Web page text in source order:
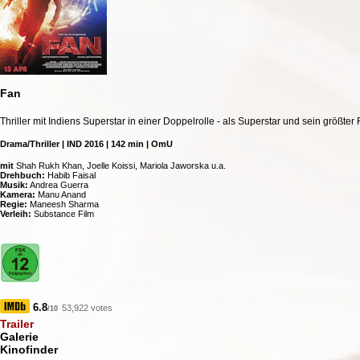
Fan
Thriller mit Indiens Superstar in einer Doppelrolle - als Superstar und sein größter
Drama/Thriller | IND 2016 | 142 min | OmU
mit Shah Rukh Khan, Joelle Koissi, Mariola Jaworska u.a.
Drehbuch: Habib Faisal
Musik: Andrea Guerra
Kamera: Manu Anand
Regie: Maneesh Sharma
Verleih: Substance Film
6.8/10 53,922 votes
Trailer
Galerie
Kinofinder